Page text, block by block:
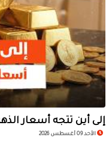
إلى أين تتجه أسعار
الأحد 09 أغسطس 2026